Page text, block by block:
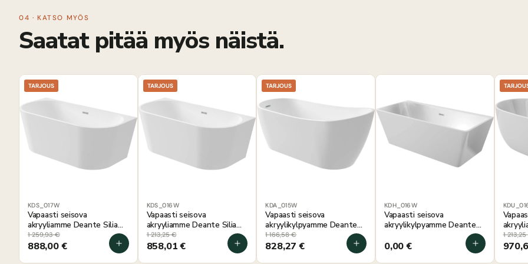
04 · KATSO MYÖS
Saatat pitää myös näistä.
TARJOUS
KDS_017W
Vapaasti seisova
akryyliamme Deante Silia
169x75x58 cm, soikea
1 259,93€
888,00€
TARJOUS
KDS_016W
Vapaasti seisova
akryyliamme Deante Silia
160x75x58 cm, soikea
1 213,25€
858,01€
TARJOUS
KDA_015W
Vapaasti seisova
akryylikylpyamme Deante
Arnika 150x72x72 cm,
epäsymmetrinen
1 166,58€
828,27 €
KDH_016W
Vapaasti seisova
akryylikylpyamme Deante
Hiacynt 160x75x58 cm,
suorakaiteen muotoinen
0,00€
1 213,25